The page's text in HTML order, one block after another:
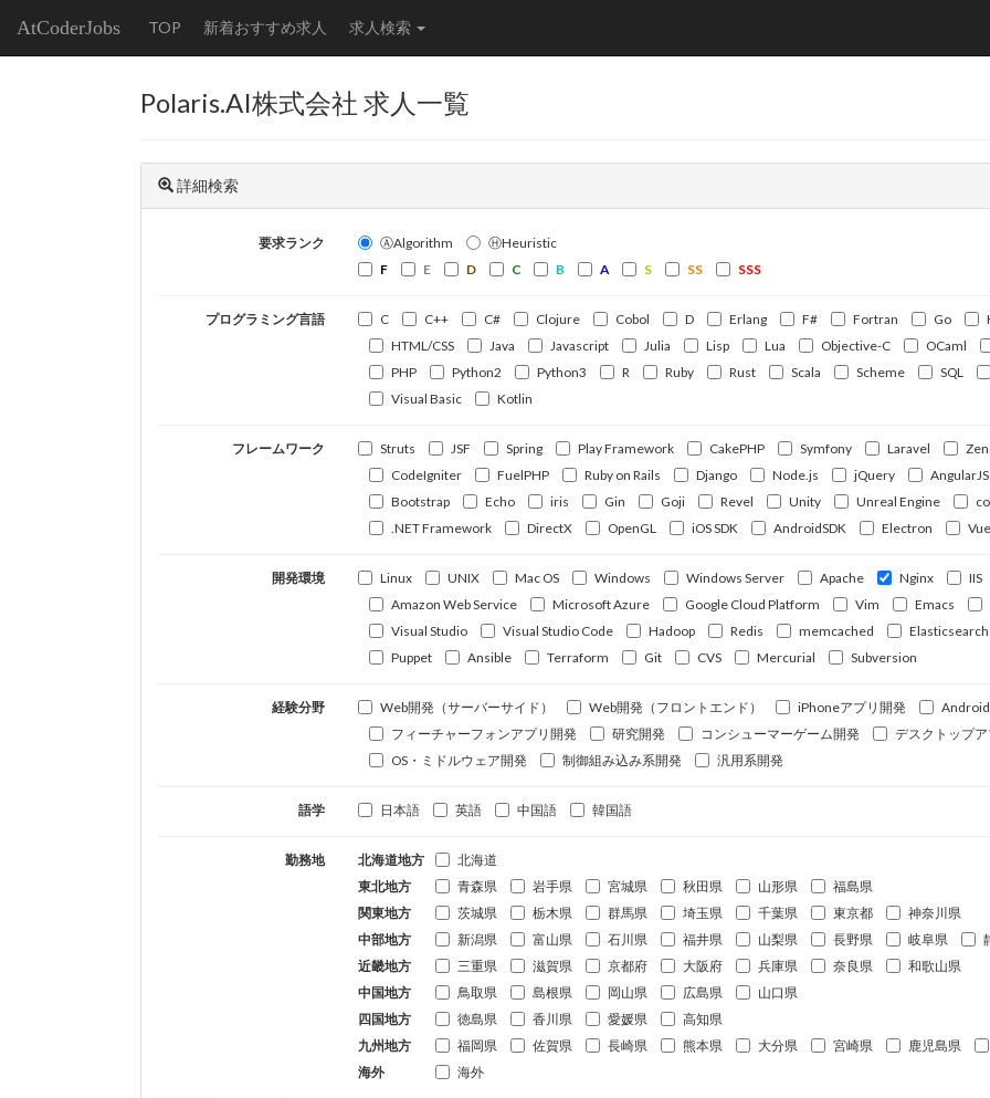
AtCoderJobs TOP 新着おすすめ求人 求人検索
Polaris.AI株式会社 求人一覧
詳細検索
要求ランク ⒶAlgorithm
ⒽHeuristic
F
E D C B A S SS SSS
プログラミング言語 C C++ C# Clojure Cobol D Erlang F# Fortran Go
HTML/CSS
Java Javascript Julia Lisp Lua Objective-C OCaml
PHP
Python2 Python3 R Ruby Rust Scala Scheme SQL
Visual Basic
Kotlin
フレームワーク Struts JSF Spring Play Framework CakePHP Symfony Laravel
CodeIgniter
FuelPHP Ruby on Rails Django Node.js jQuery AngularJS
Bootstrap
Echo iris Gin Goji Revel Unity Unreal Engine
.NET Framework
DirectX OpenGL iOS SDK AndroidSDK Electron
開発環境 Linux UNIX Mac OS Windows Windows Server Apache Nginx
IIS
Amazon Web Service
Microsoft Azure Google Cloud Platform Vim Emacs
Visual Studio
Visual Studio Code Hadoop Redis memcached Elasticsearch
Puppet
Ansible Terraform Git CVS Mercurial Subversion
経験分野 Web開発（サーバーサイド） Web開発（フロントエンド） iPhoneアプリ開発
フィーチャーフォンアプリ開発
研究開発 コンシューマーゲーム開発
デスクトップ
OS・ミドルウェア開発
制御組み込み系開発 汎用系開発
語学 日本語 英語 中国語 韓国語
勤務地 北海道地方
北海道
東北地方
青森県 岩手県 宮城県 秋田県 山形県
福島県
関東地方
茨城県 栃木県 群馬県 埼玉県 千葉県 東京都
神奈川県
中部地方
新潟県 富山県 石川県 福井県 山梨県 長野県 岐阜県
近畿地方
三重県 滋賀県 京都府 大阪府 兵庫県 奈良県
和歌山県
中国地方
鳥取県 島根県 岡山県 広島県
山口県
四国地方
徳島県 香川県 愛媛県
高知県
九州地方
福岡県 佐賀県 長崎県 熊本県 大分県 宮崎県 鹿児島県
海外
海外